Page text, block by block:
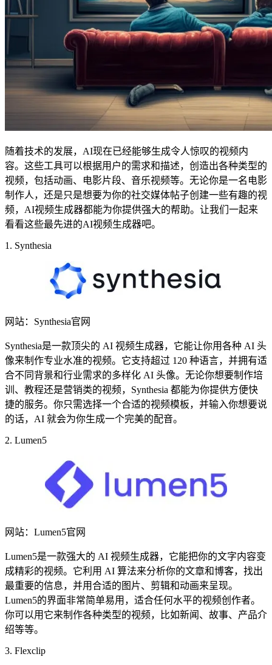
随着技术的发展，AI现在已经能够生成令人惊叹的视频内
容。这些工具可以根据用户的需求和描述，创造出各种类型的
视频，包括动画、电影片段、音乐视频等。无论你是一名电影
制作人，还是只是想要为你的社交媒体帖子创建一些有趣的视
频，AI视频生成器都能为你提供强大的帮助。让我们一起来
看看这些最先进的AI视频生成器吧。
1. Synthesia
网站：Synthesia官网
Synthesia是一款顶尖的 AI 视频生成器，它能让你用各种 AI 头
像来制作专业水准的视频。它支持超过 120 种语言，并拥有适
合不同背景和行业需求的多样化 AI 头像。无论你想要制作培
训、教程还是营销类的视频，Synthesia 都能为你提供方便快
捷的服务。你只需选择一个合适的视频模板，并输入你想要说
的话，AI 就会为你生成一个完美的配音。
2. Lumen5
网站：Lumen5官网
Lumen5是一款强大的 AI 视频生成器，它能把你的文字内容变
成精彩的视频。它利用 AI 算法来分析你的文章和博客，找出
最重要的信息，并用合适的图片、剪辑和动画来呈现。
Lumen5的界面非常简单易用，适合任何水平的视频创作者。
你可以用它来制作各种类型的视频，比如新闻、故事、产品介
绍等等。
3. Flexclip